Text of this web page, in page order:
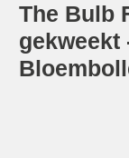
The Bulb
gekweekt